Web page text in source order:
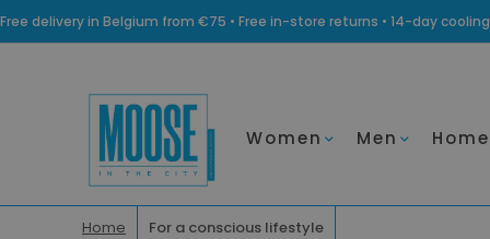
Free delivery in Belgium from €75 • Free in-store returns • 14-day
Women Men
Home For a conscious lifestyle